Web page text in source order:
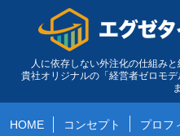
人に依存しない外注化の仕組み
貴社オリジナルの「経営者ゼロモ
HOME コンセプト プロフ